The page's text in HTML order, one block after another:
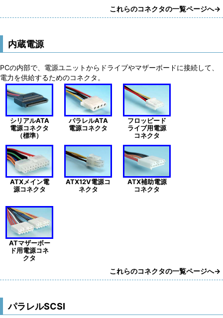
これらのコネクタの一覧ページへ→
内蔵電源
PCの内部で、電源ユニットからドライブやマザーボードに接続して、
電力を供給するためのコネクタ。
シリアルATA
電源コネクタ
（標準）
パラレルATA
電源コネクタ
フロッピード
ライブ用電源
コネクタ
ATXメイン電
源コネクタ
ATX12V電源コ
ネクタ
ATX補助電源
コネクタ
ATマザーボー
ド用電源コネ
クタ
これらのコネクタの一覧ページへ→
パラレルSCSI